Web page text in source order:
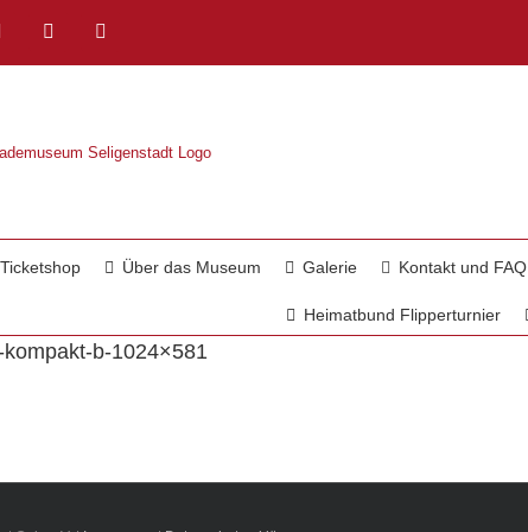
TwitchE-
Ticketshop Über das Museum Galerie Kontakt und FAQ
Heimatbund Flipperturnier
b-1024×581